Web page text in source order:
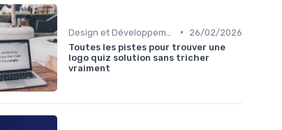
•
26/02/2026
Toutes les pistes pour trouver une
logo quiz solution sans tricher
vraiment